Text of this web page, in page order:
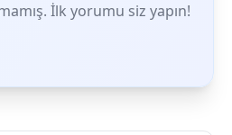
İlk yorumu siz yapın!